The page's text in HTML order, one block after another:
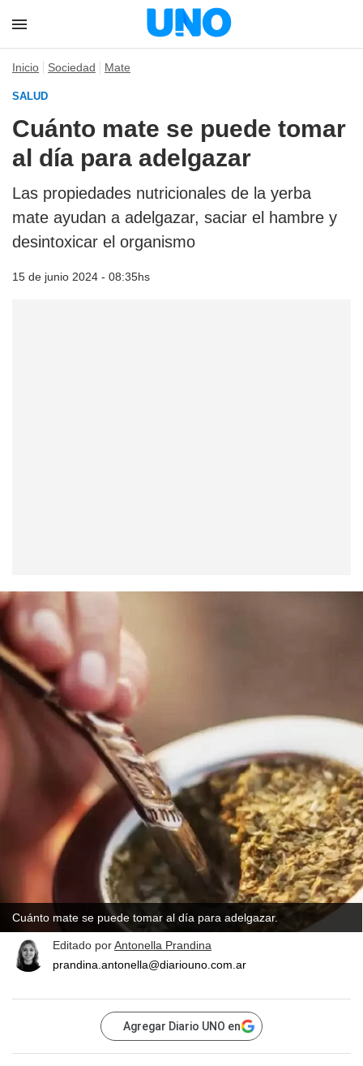
Inicio Sociedad Mate
SALUD
Cuánto mate se puede tomar
al día para adelgazar
Las propiedades nutricionales de la yerba
mate ayudan a adelgazar, saciar el hambre y
desintoxicar el organismo
15 de junio 2024 - 08:35hs
Cuánto mate se puede tomar al día para adelgazar.
Editado porAntonella Prandina
prandina.antonella@diariouno.com.ar
Agregar Diario UNO en